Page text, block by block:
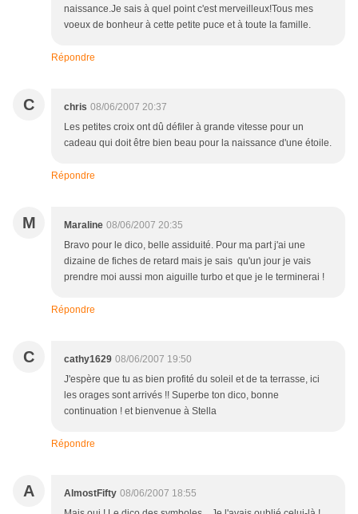
naissance.Je sais à quel point c'est merveilleux!Tous mes
voeux de bonheur à cette petite puce et à toute la famille.
Répondre
C chris 08/06/2007 20:37
Les petites croix ont dû défiler à grande vitesse pour un
cadeau qui doit être bien beau pour la naissance d'une étoile.
Répondre
M Maraline 08/06/2007 20:35
Bravo pour le dico, belle assiduité. Pour ma part j'ai une
dizaine de fiches de retard mais je sais qu'un jour je vais
prendre moi aussi mon aiguille turbo et que je le terminerai !
Répondre
C cathy1629 08/06/2007 19:50
J'espère que tu as bien profité du soleil et de ta terrasse, ici
les orages sont arrivés !! Superbe ton dico, bonne
continuation ! et bienvenue à Stella
Répondre
A AlmostFifty 08/06/2007 18:55